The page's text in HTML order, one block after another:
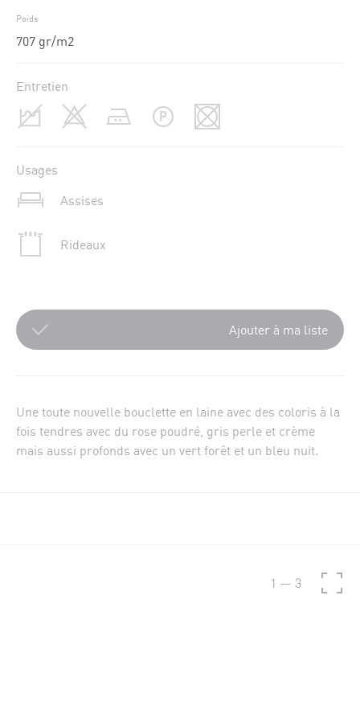
Poids
707 gr/m2
Entretien
Usages
Assises
Rideaux
Ajouter à ma liste
Une toute nouvelle bouclette en laine avec des coloris à la
fois tendres avec du rose poudré, gris perle et crème
mais aussi profonds avec un vert forêt et un bleu nuit.
1 — 3